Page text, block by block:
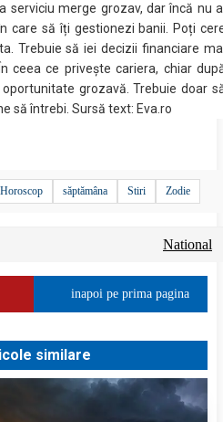
serviciu merge grozav, dar încă nu
care să îți gestionezi banii. Poți
Trebuie să iei decizii financiare
ceea ce privește cariera, chiar
grozavă. Trebuie doar
să întrebi. Sursă text: Eva.ro
săptămâna Stiri Zodie
National
inapoi pe prima pagina
similare